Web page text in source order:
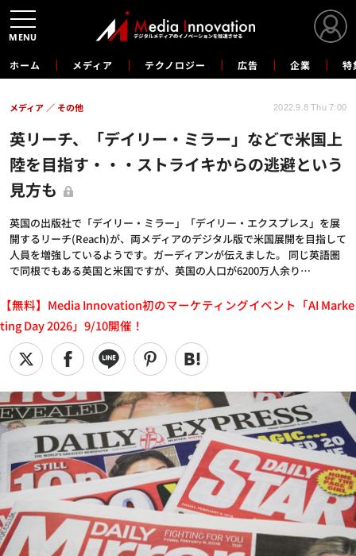
ホーム メディア テクノロジー 広告 企業 特
英リーチ、「デイリー・ミラー」などで米国上
陸を目指す・・・ストライキからの逃避という
見方も
英国の出版社で「デイリー・ミラー」「デイリー・エクスプレス」を展
開するリーチ(Reach)が、両メディアのデジタル版で米国展開を目指して
人員を増強しているようです。ガーディアンが伝えました。 同じ英語圏
で同根でもある英国と米国ですが、英国の人口が6200万人余り…
メディア その他 2022.9.8 Thu 7:00
【無料】Media Innovation初のマーケティングイベント「AI Marke
ting Day 2026」9/10開催！
MENU